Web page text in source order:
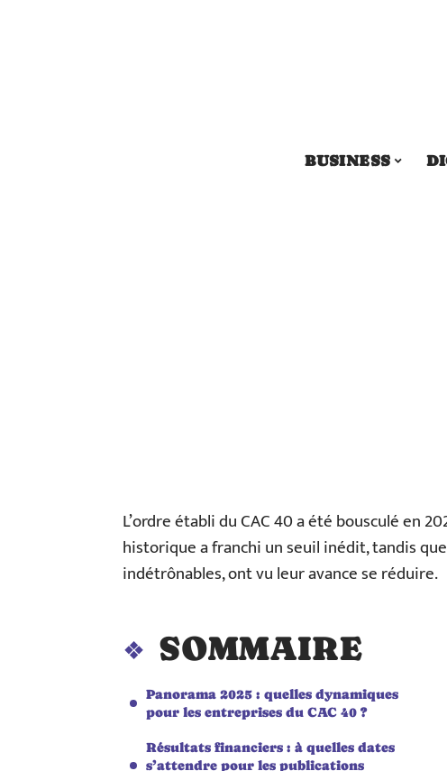
BUSINESS
L’ordre établi du CAC 40 a été bousculé en
historique a franchi un seuil inédit, tandis
indétrônables, ont vu leur avance se réduire.
SOMMAIRE
Panorama 2025 : quelles dynamiques
pour les entreprises du CAC 40 ?
Résultats financiers : à quelles dates
s’attendre pour les publications